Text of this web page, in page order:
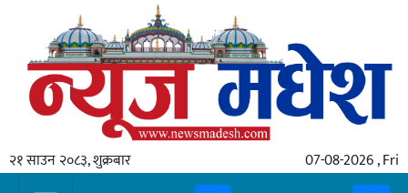
२१ साउन २०८३, शुक्रबार 07-08-2026 , Fri
गृहपृष्ठ
स्थानीय